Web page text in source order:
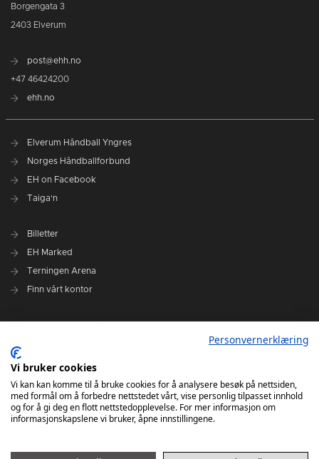
Borgengata 3
2403 Elverum
post@ehh.no
+47 46424200
ehh.no
Elverum Håndball Yngres
Norges Håndballforbund
EH on Facebook
Taiga'n
Billetter
EH Marked
Terningen Arena
Finn vårt kontor
Administrasjonen i Elverum Håndball
Styre og utvalg
VARSLINGSRUTINER FOR ELVERUM HÅNDBALL
Personvernerklæring
Vi bruker cookies
Vi kan kan komme til å bruke cookies for å analysere besøk på nettsiden,
med formål om å forbedre nettstedet vårt, vise personlig tilpasset innhold
og for å gi deg en flott nettstedopplevelse. For mer informasjon om
informasjonskapslene vi bruker, åpne innstillingene.